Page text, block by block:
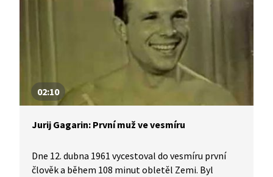
02:10
Jurij Gagarin: První muž ve vesmíru
Dne 12. dubna 1961 vycestoval do vesmíru první
člověk a během 108 minut obletěl Zemi. Byl